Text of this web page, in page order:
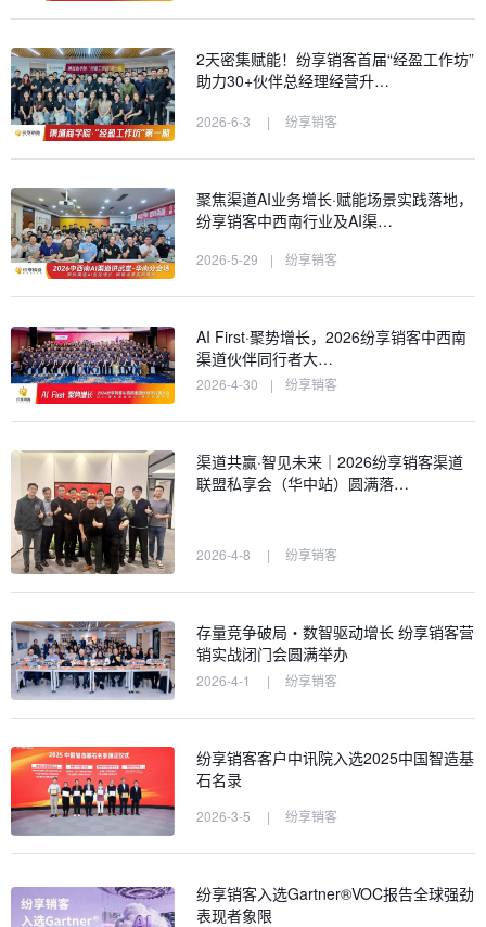
2天密集赋能！纷享销客首届“经盈工作坊”
助力30+伙伴总经理经营升…
2026-6-3 | 纷享销客
聚焦渠道AI业务增长·赋能场景实践落地，
纷享销客中西南行业及AI渠…
2026-5-29 | 纷享销客
AI First·聚势增长，2026纷享销客中西南
渠道伙伴同行者大…
2026-4-30 | 纷享销客
渠道共赢·智见未来｜2026纷享销客渠道
联盟私享会（华中站）圆满落…
2026-4-8 | 纷享销客
存量竞争破局・数智驱动增长 纷享销客营
销实战闭门会圆满举办
2026-4-1 | 纷享销客
纷享销客客户中讯院入选2025中国智造基
石名录
2026-3-5 | 纷享销客
纷享销客入选Gartner®VOC报告全球强劲
表现者象限